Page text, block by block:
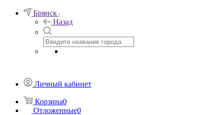
Брянск
Назад
Личный кабинет
Корзина0
Отложенные0